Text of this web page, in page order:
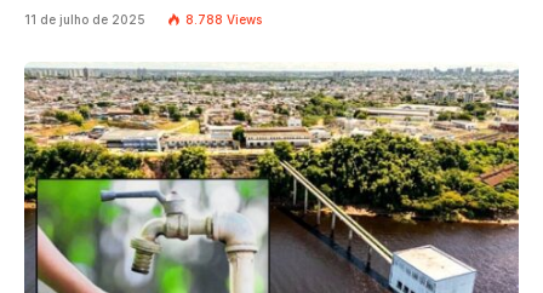
11 de julho de 2025 8.788 Views